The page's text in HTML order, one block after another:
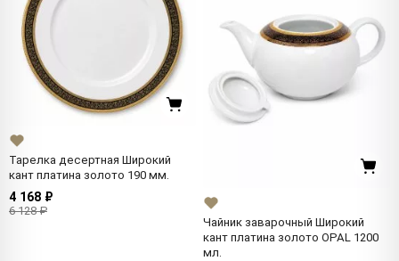
Тарелка десертная Широкий
кант платина золото 190 мм.
4 168 ₽
6 128 ₽
Чайник заварочный Широкий
кант платина золото OPAL 1200
мл.